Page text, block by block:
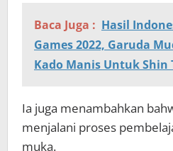
Baca Juga : Hasil
Games 2022, Garuda
Kado Manis Untuk Shin
Ia juga menambahkan
menjalani proses
muka.